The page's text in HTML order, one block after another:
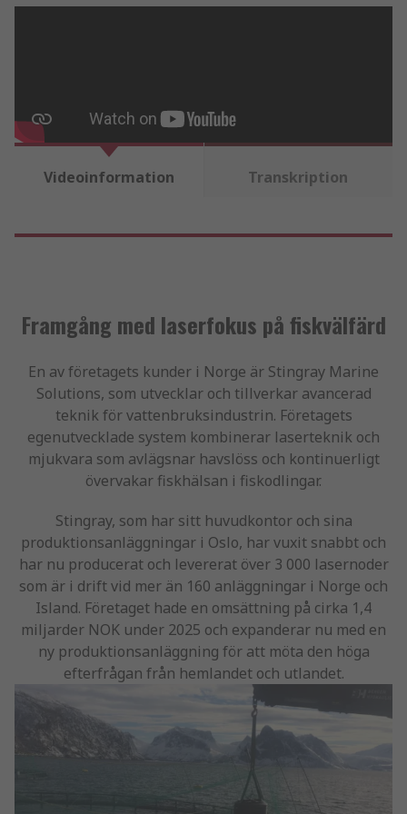
Videoinformation Transkription
Framgång med laserfokus på fiskvälfärd
En av företagets kunder i Norge är Stingray Marine
Solutions, som utvecklar och tillverkar avancerad
teknik för vattenbruksindustrin. Företagets
egenutvecklade system kombinerar laserteknik och
mjukvara som avlägsnar havslöss och kontinuerligt
övervakar fiskhälsan i fiskodlingar.
Stingray, som har sitt huvudkontor och sina
produktionsanläggningar i Oslo, har vuxit snabbt och
har nu producerat och levererat över 3 000 lasernoder
som är i drift vid mer än 160 anläggningar i Norge och
Island. Företaget hade en omsättning på cirka 1,4
miljarder NOK under 2025 och expanderar nu med en
ny produktionsanläggning för att möta den höga
efterfrågan från hemlandet och utlandet.